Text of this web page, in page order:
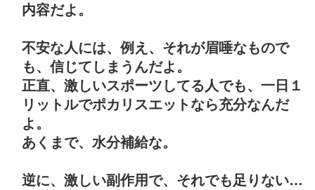
内容だよ。
不安な人には、例え、それが眉唾なもので
も、信じてしまうんだよ。
正直、激しいスポーツしてる人でも、一日１
リットルでポカリスエットなら充分なんだ
よ。
あくまで、水分補給な。
逆に、激しい副作用で、それでも足りない…